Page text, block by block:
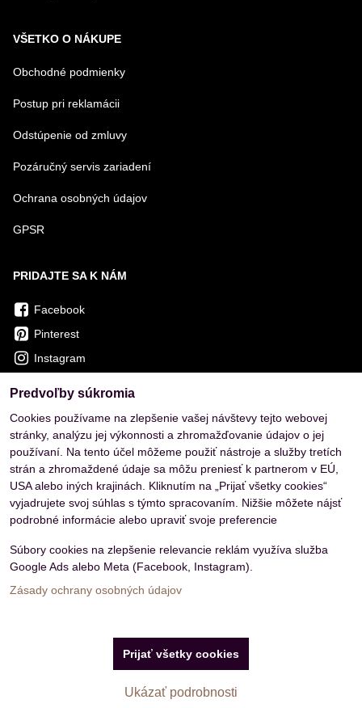
VŠETKO O NÁKUPE
Obchodné podmienky
Postup pri reklamácii
Odstúpenie od zmluvy
Pozáručný servis zariadení
Ochrana osobných údajov
GPSR
PRIDAJTE SA K NÁM
Facebook
Pinterest
Instagram
Zásady ochrany osobných údajov
Predvoľby súkromia
Cookies používame na zlepšenie vašej návštevy tejto webovej
stránky, analýzu jej výkonnosti a zhromažďovanie údajov o jej
používaní. Na tento účel môžeme použiť nástroje a služby tretích
strán a zhromaždené údaje sa môžu preniesť k partnerom v EÚ,
USA alebo iných krajinách. Kliknutím na „Prijať všetky cookies“
vyjadrujete svoj súhlas s týmto spracovaním. Nižšie môžete nájsť
podrobné informácie alebo upraviť svoje preferencie
Súbory cookies na zlepšenie relevancie reklám využíva služba
Google Ads alebo Meta (Facebook, Instagram).
Zásady ochrany osobných údajov
Ukázať podrobnosti
Prijať všetky cookies